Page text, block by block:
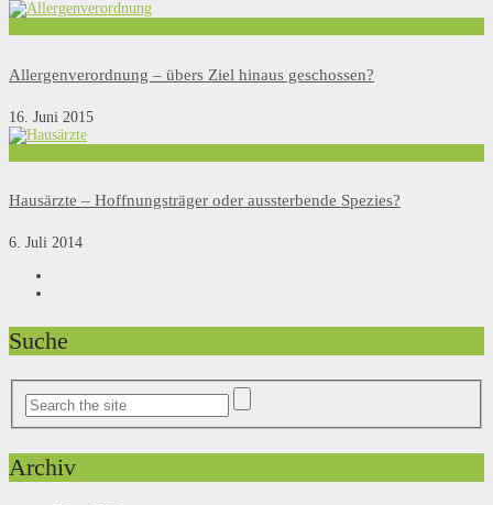
Allergenverordnung – übers Ziel hinaus geschossen?
16. Juni 2015
Hausärzte – Hoffnungsträger oder aussterbende Spezies?
6. Juli 2014
Suche
Archiv